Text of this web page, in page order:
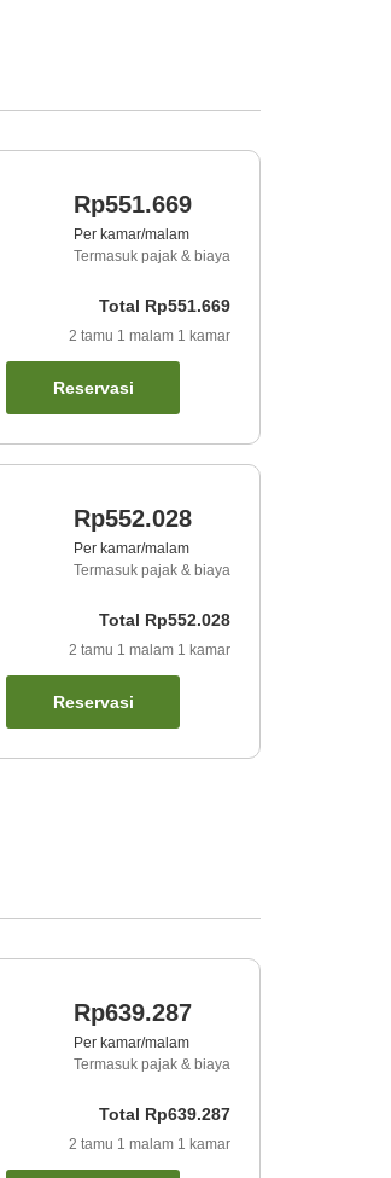
Rp551.669
Per kamar/malam
Termasuk pajak & biaya
Total Rp551.669
2 tamu 1 malam 1 kamar
Reservasi
Rp552.028
Per kamar/malam
Termasuk pajak & biaya
Total Rp552.028
2 tamu 1 malam 1 kamar
Reservasi
Rp639.287
Per kamar/malam
Termasuk pajak & biaya
Total Rp639.287
2 tamu 1 malam 1 kamar